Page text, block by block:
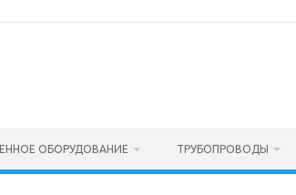
ОБОРУДОВАНИЕ ТРУБОПРОВОДЫ